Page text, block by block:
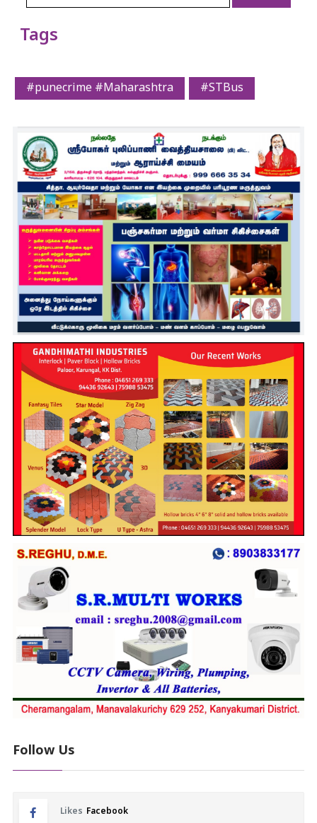
Tags
#punecrime #Maharashtra #STBus
Follow Us
Likes Facebook